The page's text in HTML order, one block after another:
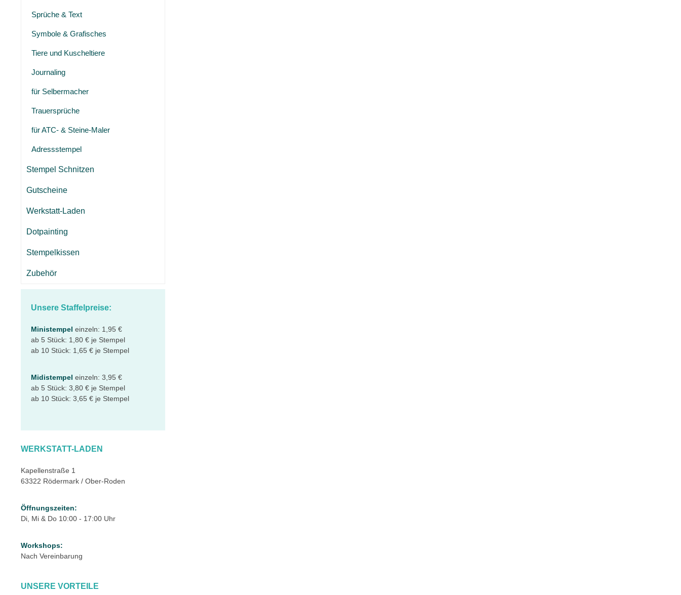
Sprüche & Text
Symbole & Grafisches
Tiere und Kuscheltiere
Journaling
für Selbermacher
Trauersprüche
für ATC- & Steine-Maler
Adressstempel
Stempel Schnitzen
Gutscheine
Werkstatt-Laden
Dotpainting
Stempelkissen
Zubehör
Unsere Staffelpreise:
Ministempel einzeln: 1,95 €
ab 5 Stück: 1,80 € je Stempel
ab 10 Stück: 1,65 € je Stempel
Midistempel einzeln: 3,95 €
ab 5 Stück: 3,80 € je Stempel
ab 10 Stück: 3,65 € je Stempel
WERKSTATT-LADEN
Kapellenstraße 1
63322 Rödermark / Ober-Roden
Öffnungszeiten:
Di, Mi & Do 10:00 - 17:00 Uhr
Workshops:
Nach Vereinbarung
UNSERE VORTEILE